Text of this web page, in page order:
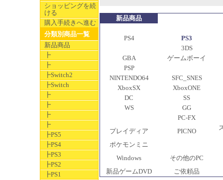
ショッピングを続
ける
購入手続きへ進む
分類別商品一覧
新品商品
┣
┣
┣Switch2
┣Switch
┣
┣
┣
┣
┣PS5
┣PS4
┣PS3
┣PS2
┣PS1
新品商品
PS4
PS3
3DS
GBA
ゲームボーイ
PSP
NINTENDO64
SFC_SNES
XboxSX
XboxONE
DC
SS
WS
GG
PC-FX
プレイディア
PICNO
ポケモンミニ
Windows
その他のPC
新品ゲームDVD
ご依頼品